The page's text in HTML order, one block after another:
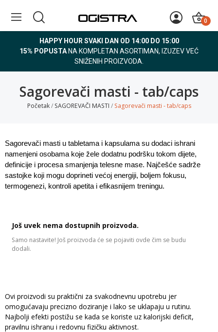
0
HAPPY HOUR SVAKI DAN OD 14:00 DO 15:00
15% POPUSTA NA KOMPLETAN ASORTIMAN, IZUZEV VEĆ
SNIŽENIH PROIZVODA.
Sagorevači masti - tab/caps
Početak SAGOREVAČI MASTI Sagorevači masti - tab/caps
Sagorevači masti u tabletama i kapsulama su dodaci ishrani
namenjeni osobama koje žele dodatnu podršku tokom dijete,
definicije i procesa smanjenja telesne mase. Najčešće sadrže
sastojke koji mogu doprineti većoj energiji, boljem fokusu,
termogenezi, kontroli apetita i efikasnijem treningu.
Još uvek nema dostupnih proizvoda.
Samo nastavite! Još proizvoda će se pojaviti ovde čim se budu
dodali.
Ovi proizvodi su praktični za svakodnevnu upotrebu jer
omogućavaju precizno doziranje i lako se uklapaju u rutinu.
Najbolji efekti postižu se kada se koriste uz kalorijski deficit,
pravilnu ishranu i redovnu fizičku aktivnost.